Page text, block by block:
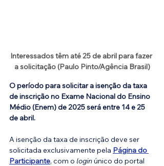
Interessados têm até 25 de abril para fazer
a solicitação (Paulo Pinto/Agência Brasil)
O período para solicitar a isenção da taxa
de inscrição no Exame Nacional do Ensino
Médio (Enem) de 2025 será entre 14 e 25
de abril.
A isenção da taxa de inscrição deve ser
solicitada exclusivamente pela Página do
Participante, com o login único do portal